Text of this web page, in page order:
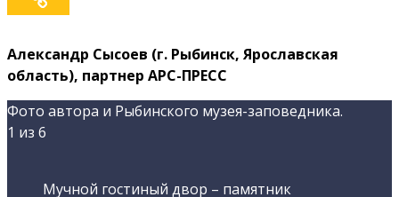
Александр Сысоев (г. Рыбинск, Ярославская
область), партнер АРС-ПРЕСС
Фото автора и Рыбинского музея-заповедника.
1 из 6
Мучной гостиный двор – памятник